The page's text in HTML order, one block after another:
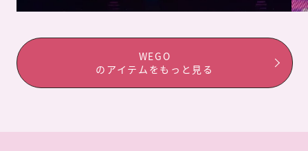
WEGO
のアイテムをもっと見る